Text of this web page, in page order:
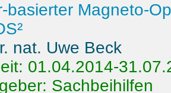
basierter Magneto-
nat. Uwe Beck
01.04.2014-
Sachbeihilfen